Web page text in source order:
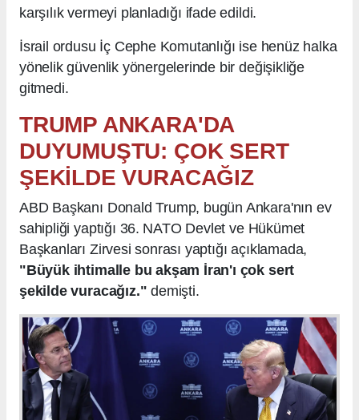
karşılık vermeyi planladığı ifade edildi.
İsrail ordusu İç Cephe Komutanlığı ise henüz halka
yönelik güvenlik yönergelerinde bir değişikliğe
gitmedi.
TRUMP ANKARA'DA
DUYUMUŞTU: ÇOK SERT
ŞEKİLDE VURACAĞIZ
ABD Başkanı Donald Trump, bugün Ankara'nın ev
sahipliği yaptığı 36.⁠ ⁠NATO Devlet ve Hükümet
Başkanları Zirvesi sonrası yaptığı açıklamada,
"Büyük ihtimalle bu akşam İran'ı çok sert
şekilde vuracağız." demişti.